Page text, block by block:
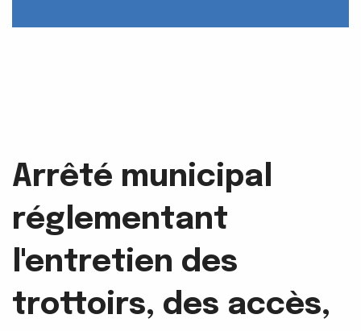
Arrêté municipal
réglementant
l'entretien des
trottoirs, des accès,